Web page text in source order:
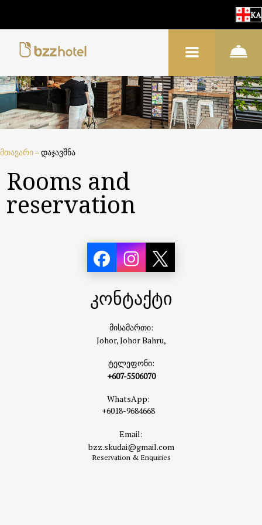
KA
მთავარი–დაჯავშნა
Rooms and
reservation
კონტაქტი
მისამართი:
Johor, Johor Bahru,
ტელეფონი:
+607-5506070
WhatsApp:
+6018-9684668
Email:
bzz.skudai@gmail.com
Reservation & Enquiries